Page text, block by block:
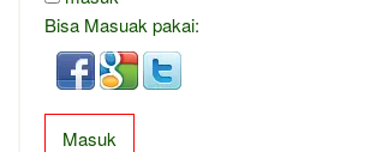
Bisa Masuak pakai:
Masuk